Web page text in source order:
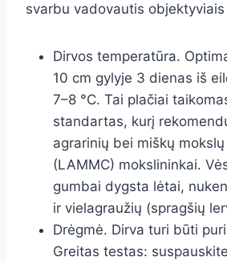
svarbu vadovautis
Dirvos temperatūra.
10 cm gylyje 3 dienas iš
7–8 °C. Tai plačiai
standartas, kurį
agrarinių bei miškų
(LAMMC) mokslininkai.
gumbai dygsta lėtai,
ir vielagraužių (spragšių
Drėgmė. Dirva turi būti puri
Greitas testas: